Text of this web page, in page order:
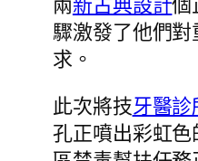
驟激發了他們對
求。
此次將技牙醫
孔正噴出彩虹